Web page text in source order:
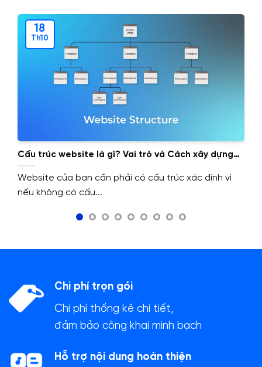
Cấu trúc website là gì? Vai trò và Cách xây dựng
cấu trúc website.
Website của bạn cần phải có cấu trúc xác định vì
nếu không có cấu...
18
Th10
Chi phí trọn gói
Chi phí thống kê chi tiết,
đảm bảo công khai minh bạch
Hỗ trợ nội dung hoàn thiện